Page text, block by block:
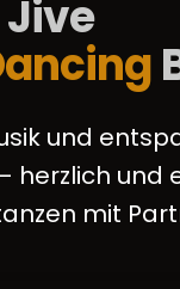
und
herzlich und
mit